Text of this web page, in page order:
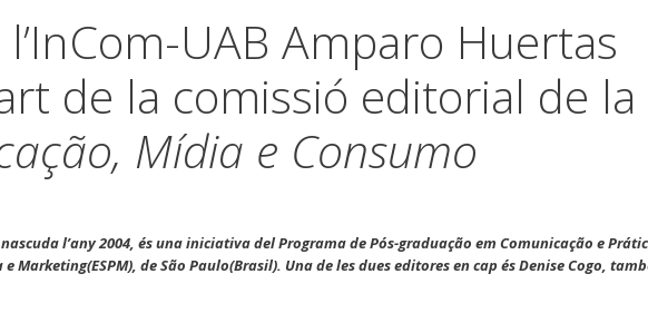
UAB Amparo Huertas
de la comissió editorial de la
Mídia e Consumo
l’any 2004, és una iniciativa del Programa de Pós-graduação em Comunicação e
Marketing(ESPM), de São Paulo(Brasil). Una de les dues editores en cap és Denise Cogo,